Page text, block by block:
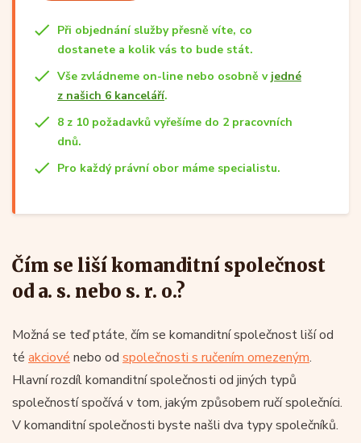
Při objednání služby přesně víte, co
dostanete a kolik vás to bude stát.
Vše zvládneme on-line nebo osobně v jedné
z našich 6 kanceláří.
8 z 10 požadavků vyřešíme do 2 pracovních
dnů.
Pro každý právní obor máme specialistu.
Čím se liší komanditní společnost
od a. s. nebo s. r. o.?
Možná se teď ptáte, čím se komanditní společnost liší od
té akciové nebo od společnosti s ručením omezeným.
Hlavní rozdíl komanditní společnosti od jiných typů
společností spočívá v tom, jakým způsobem ručí společníci.
V komanditní společnosti byste našli dva typy společníků.